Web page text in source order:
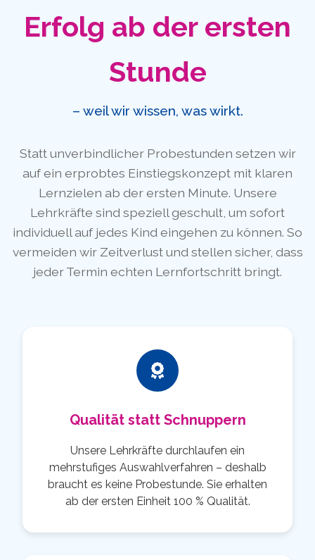
Erfolg ab der ersten
Stunde
– weil wir wissen, was wirkt.
Statt unverbindlicher Probestunden setzen wir
auf ein erprobtes Einstiegskonzept mit klaren
Lernzielen ab der ersten Minute. Unsere
Lehrkräfte sind speziell geschult, um sofort
individuell auf jedes Kind eingehen zu können. So
vermeiden wir Zeitverlust und stellen sicher, dass
jeder Termin echten Lernfortschritt bringt.
Qualität statt Schnuppern
Unsere Lehrkräfte durchlaufen ein
mehrstufiges Auswahlverfahren – deshalb
braucht es keine Probestunde. Sie erhalten
ab der ersten Einheit 100 % Qualität.